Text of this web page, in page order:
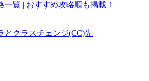
一覧 | おすすめ攻略順も掲載！
とクラスチェンジ(CC)先